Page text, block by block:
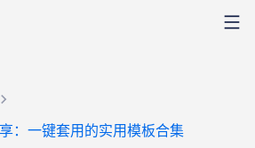
：一键套用的实用模板合集